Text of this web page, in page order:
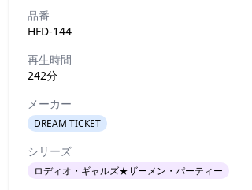
品番
HFD-144
再生時間
242分
メーカー
DREAM TICKET
シリーズ
ロディオ・ギャルズ★ザーメン・パーティー